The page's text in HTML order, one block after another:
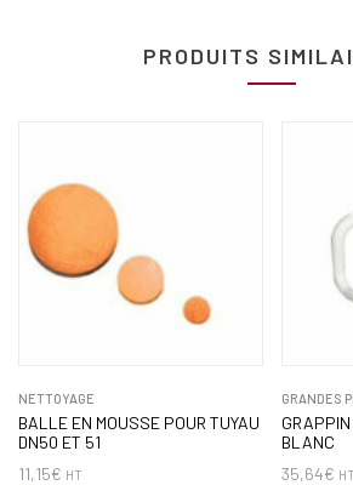
PRODUITS
NETTOYAGE
BALLE EN MOUSSE POUR TUYAU
DN50 ET 51
11,15€ HT
GRANDES
BLANC
35,64€ HT